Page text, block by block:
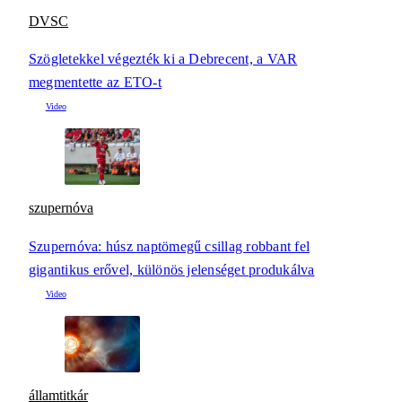
DVSC
Szögletekkel végezték ki a Debrecent, a VAR
megmentette az ETO-t
szupernóva
Szupernóva: húsz naptömegű csillag robbant fel
gigantikus erővel, különös jelenséget produkálva
államtitkár